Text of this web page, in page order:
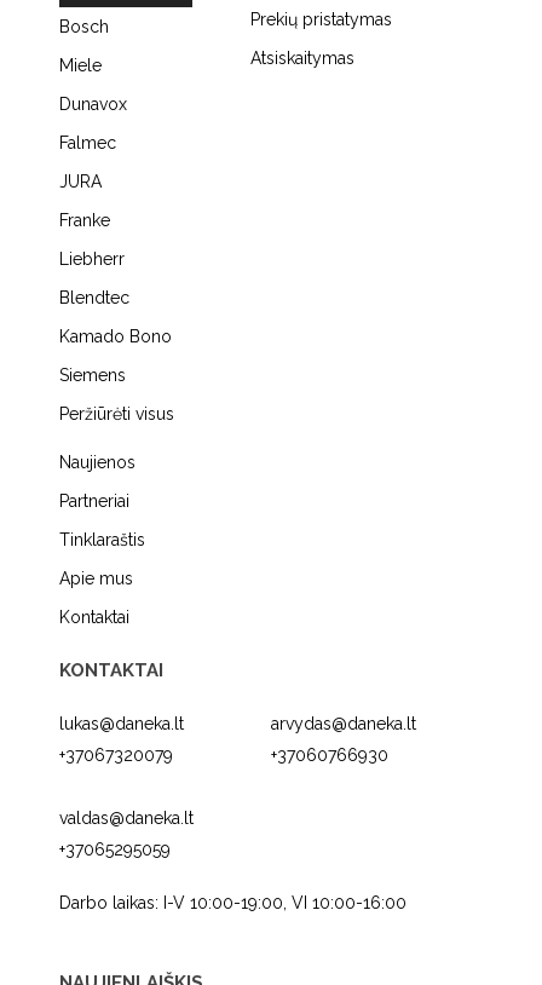
Bosch
Miele
Dunavox
Falmec
JURA
Franke
Liebherr
Blendtec
Kamado Bono
Siemens
Peržiūrėti visus
Naujienos
Partneriai
Tinklaraštis
Apie mus
Kontaktai
KONTAKTAI
lukas@daneka.lt
+37067320079
arvydas@daneka.lt
+37060766930
valdas@daneka.lt
+37065295059
Darbo laikas: I-V 10:00-19:00, VI 10:00-16:00
Prekių pristatymas
Atsiskaitymas